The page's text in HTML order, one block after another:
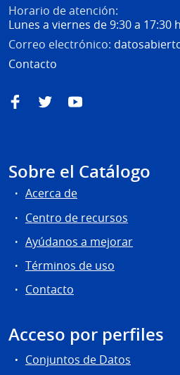
Horario de atención:
Lunes a viernes de 9:30 a 17:30
Correo electrónico:
Contacto
FacebookTwitterYouTube
Sobre el Catálogo
Acerca de
Centro de recursos
Ayúdanos a mejorar
Términos de uso
Contacto
Acceso por perfiles
Conjuntos de Datos